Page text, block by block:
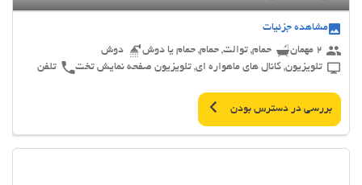
مشاهده جزئیات
2 مهمان
حمام, توالت, حمام, حمام یا دوش
دوش
تلویزیون, کانال های ماهواره ای, تلویزیون صفحه نمایش تخت
تلفن
بررسی در دسترس بودن